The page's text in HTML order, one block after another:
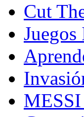
Cut
Juegos